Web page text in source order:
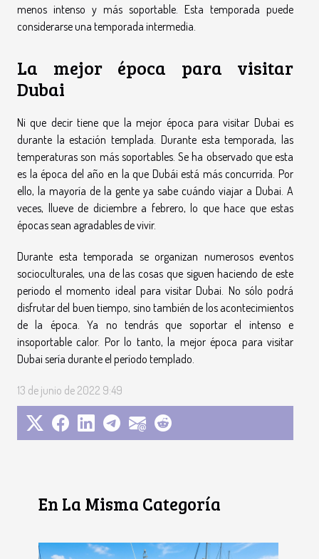
menos intenso y más soportable. Esta temporada puede
considerarse una temporada intermedia.
La mejor época para visitar
Dubai
Ni que decir tiene que la mejor época para visitar Dubai es
durante la estación templada. Durante esta temporada, las
temperaturas son más soportables. Se ha observado que esta
es la época del año en la que Dubái está más concurrida. Por
ello, la mayoría de la gente ya sabe cuándo viajar a Dubai. A
veces, llueve de diciembre a febrero, lo que hace que estas
épocas sean agradables de vivir.
Durante esta temporada se organizan numerosos eventos
socioculturales, una de las cosas que siguen haciendo de este
periodo el momento ideal para visitar Dubai. No sólo podrá
disfrutar del buen tiempo, sino también de los acontecimientos
de la época. Ya no tendrás que soportar el intenso e
insoportable calor. Por lo tanto, la mejor época para visitar
Dubai sería durante el período templado.
13 de junio de 2022 9:49
En La Misma Categoría